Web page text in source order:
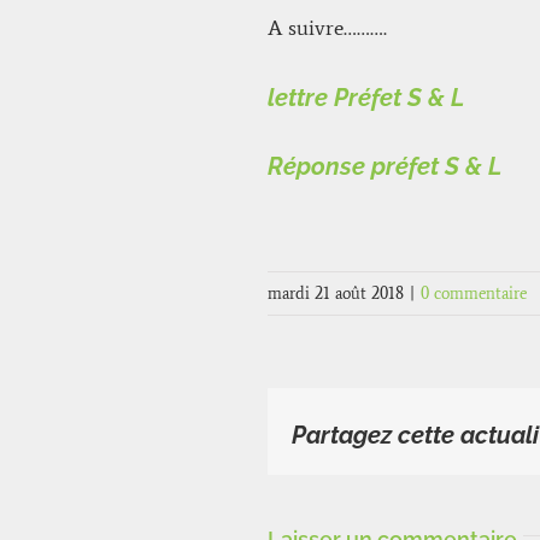
A suivre……….
lettre Préfet S & L
Réponse préfet S & L
mardi 21 août 2018 0 commentaire
Partagez cette